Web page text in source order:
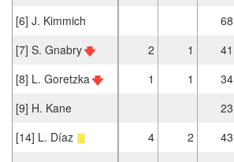
[6] J. Kimmich
68
[7] S. Gnabry
2 1 41
[8] L. Goretzka
1 1 34
[9] H. Kane
23
[14] L. Díaz
4 2 43